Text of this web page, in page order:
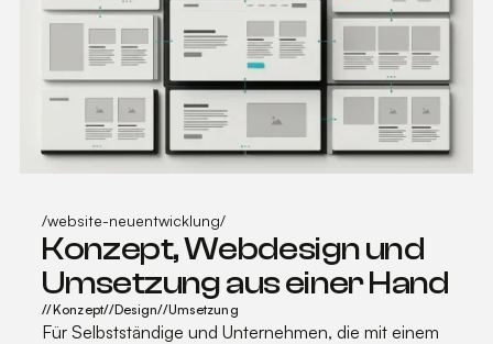
/website-neuentwicklung/
Konzept, Webdesign und
Umsetzung aus einer Hand
//Konzept//Design//Umsetzung
Für Selbstständige und Unternehmen, die mit einem